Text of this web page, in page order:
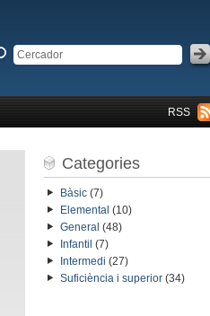
RSS
Categories
Bàsic(7)
Elemental (10)
General (48)
Infantil (7)
Intermedi (27)
Suficiència i superior(34)